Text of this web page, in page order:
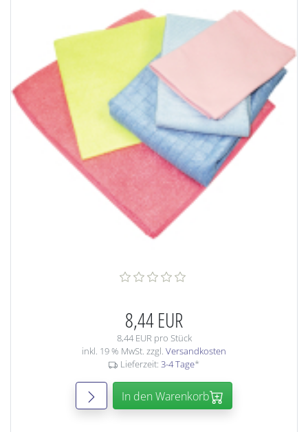
8,44 EUR
8,44 EUR pro Stück
inkl. 19 % MwSt. zzgl. Versandkosten
Lieferzeit: 3-4 Tage*
In den Warenkorb